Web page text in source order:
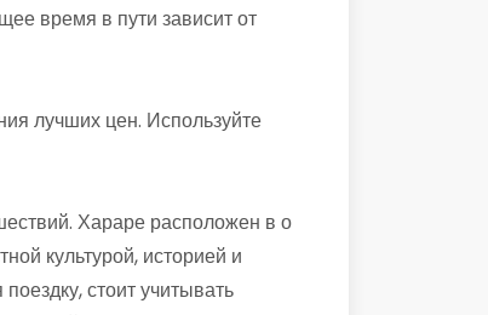
время в пути зависит от
лучших цен. Используйте
Хараре расположен в о
культурой, историей и
стоит учитывать